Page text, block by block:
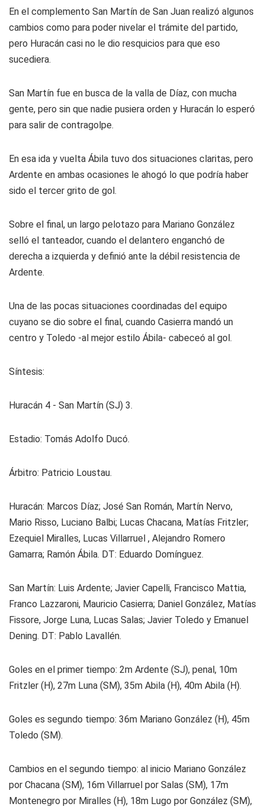
En el complemento San Martín de San Juan realizó algunos
cambios como para poder nivelar el trámite del partido,
pero Huracán casi no le dio resquicios para que eso
sucediera.
San Martín fue en busca de la valla de Díaz, con mucha
gente, pero sin que nadie pusiera orden y Huracán lo esperó
para salir de contragolpe.
En esa ida y vuelta Ábila tuvo dos situaciones claritas, pero
Ardente en ambas ocasiones le ahogó lo que podría haber
sido el tercer grito de gol.
Sobre el final, un largo pelotazo para Mariano González
selló el tanteador, cuando el delantero enganchó de
derecha a izquierda y definió ante la débil resistencia de
Ardente.
Una de las pocas situaciones coordinadas del equipo
cuyano se dio sobre el final, cuando Casierra mandó un
centro y Toledo -al mejor estilo Ábila- cabeceó al gol.
Síntesis:
Huracán 4 - San Martín (SJ) 3.
Estadio: Tomás Adolfo Ducó.
Árbitro: Patricio Loustau.
Huracán: Marcos Díaz; José San Román, Martín Nervo,
Mario Risso, Luciano Balbi; Lucas Chacana, Matías Fritzler;
Ezequiel Miralles, Lucas Villarruel , Alejandro Romero
Gamarra; Ramón Ábila. DT: Eduardo Domínguez.
San Martín: Luis Ardente; Javier Capelli, Francisco Mattia,
Franco Lazzaroni, Mauricio Casierra; Daniel González, Matías
Fissore, Jorge Luna, Lucas Salas; Javier Toledo y Emanuel
Dening. DT: Pablo Lavallén.
Goles en el primer tiempo: 2m Ardente (SJ), penal, 10m
Fritzler (H), 27m Luna (SM), 35m Abila (H), 40m Abila (H).
Goles es segundo tiempo: 36m Mariano González (H), 45m
Toledo (SM).
Cambios en el segundo tiempo: al inicio Mariano González
por Chacana (SM), 16m Villarruel por Salas (SM), 17m
Montenegro por Miralles (H), 18m Lugo por González (SM),